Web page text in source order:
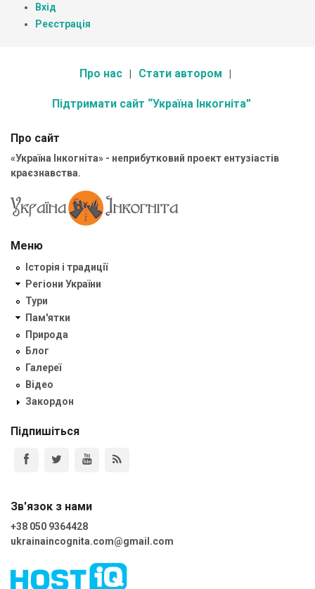
Вхід
Реєстрація
Про нас Стати автором
Підтримати сайт “Україна Інкогніта”
Про сайт
«Україна Інкогніта» - неприбутковий проект ентузіастів
краєзнавства.
Меню
Історія і традиції
Регіони України
Тури
Пам'ятки
Природа
Блог
Галереї
Відео
Закордон
Підпишіться
Зв'язок з нами
+38 050 9364428
ukrainaincognita.com@gmail.com